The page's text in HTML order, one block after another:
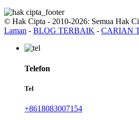
© Hak Cipta - 2010-2026: Semua Hak
Laman - BLOG TERBAIK - CARIAN
Telefon
Tel
+8618083007154